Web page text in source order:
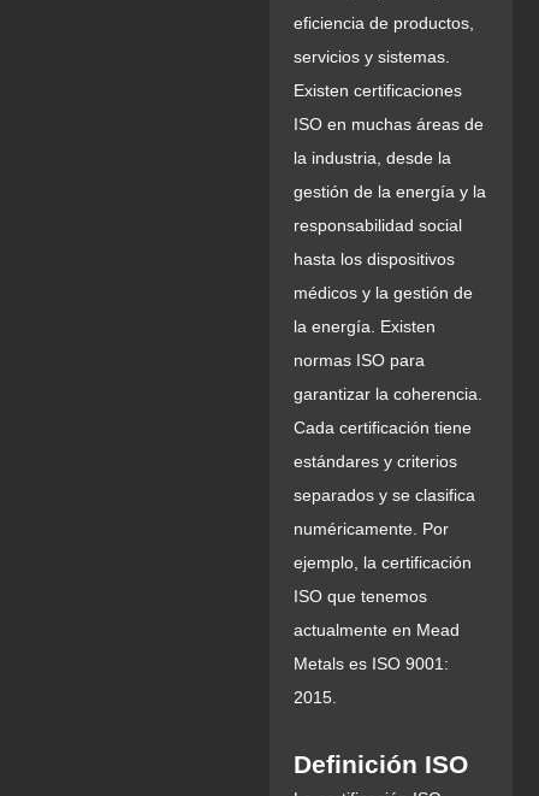
eficiencia de productos,
servicios y sistemas.
Existen certificaciones
ISO en muchas áreas de
la industria, desde la
gestión de la energía y la
responsabilidad social
hasta los dispositivos
médicos y la gestión de
la energía. Existen
normas ISO para
garantizar la coherencia.
Cada certificación tiene
estándares y criterios
separados y se clasifica
numéricamente. Por
ejemplo, la certificación
ISO que tenemos
actualmente en Mead
Metals es ISO 9001:
2015.
Definición ISO